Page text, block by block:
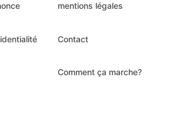
mentions légales
Contact
Comment ça marche?